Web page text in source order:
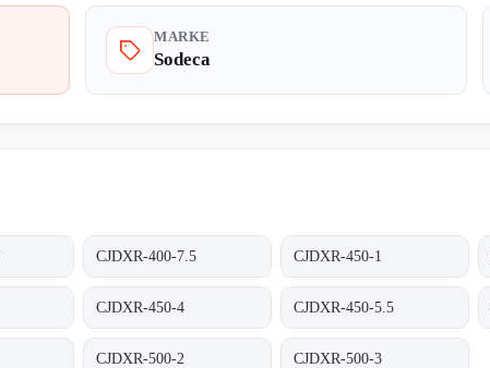
MARKE
Sodeca
CJDXR-400-7.5 CJDXR-450-1
CJDXR-450-4 CJDXR-450-5.5
CJDXR-500-2 CJDXR-500-3